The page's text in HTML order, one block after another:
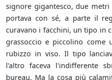
signore gigantesco, due
portava con sé, a parte il
curavano i facchini, un tipo in
grassoccio e piccolino
rubizzo in viso. Il tipo
l'altro faceva l'indifferente
bureau. Ma la cosa più